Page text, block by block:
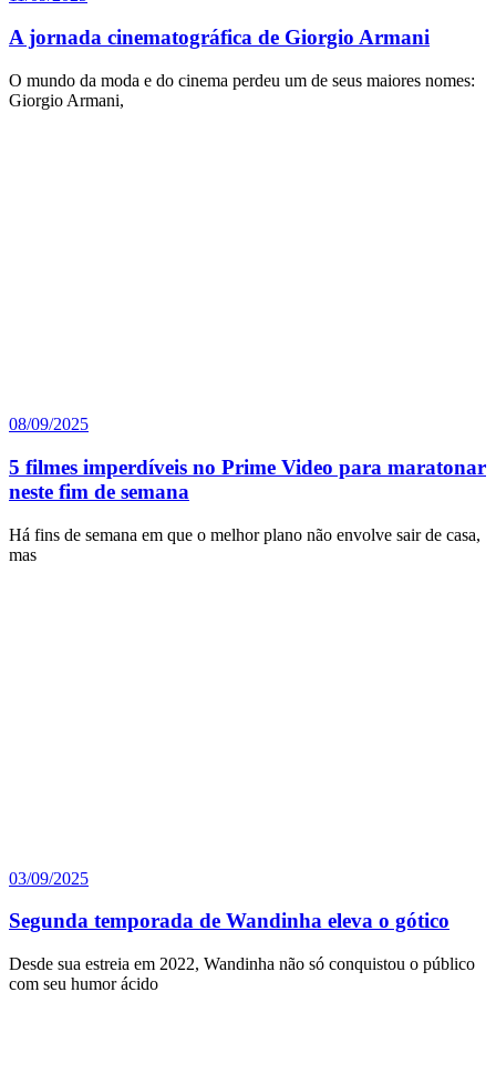
A jornada cinematográfica de Giorgio Armani
O mundo da moda e do cinema perdeu um de seus maiores nomes:
Giorgio Armani,
08/09/2025
5 filmes imperdíveis no Prime Video para maratonar
neste fim de semana
Há fins de semana em que o melhor plano não envolve sair de casa,
mas
03/09/2025
Segunda temporada de Wandinha eleva o gótico
Desde sua estreia em 2022, Wandinha não só conquistou o público
com seu humor ácido